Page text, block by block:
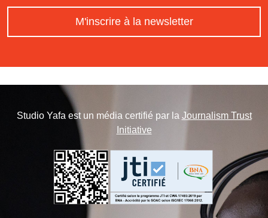
M'inscrire à la newsletter
Studio Yafa est un média certifié par la Journalism Trust
Initiative